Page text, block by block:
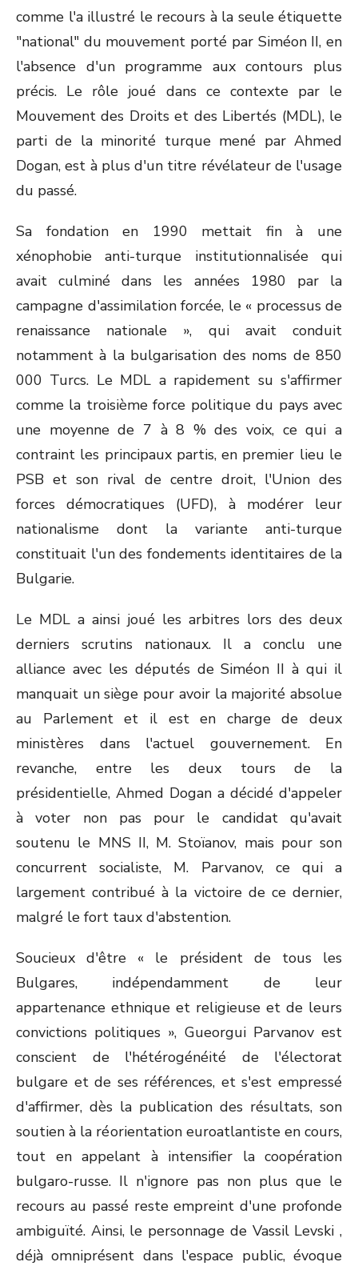
comme l'a illustré le recours à la seule étiquette
"national" du mouvement porté par Siméon II, en
l'absence d'un programme aux contours plus
précis. Le rôle joué dans ce contexte par le
Mouvement des Droits et des Libertés (MDL), le
parti de la minorité turque mené par Ahmed
Dogan, est à plus d'un titre révélateur de l'usage
du passé.
Sa fondation en 1990 mettait fin à une
xénophobie anti-turque institutionnalisée qui
avait culminé dans les années 1980 par la
campagne d'assimilation forcée, le « processus de
renaissance nationale », qui avait conduit
notamment à la bulgarisation des noms de 850
000 Turcs. Le MDL a rapidement su s'affirmer
comme la troisième force politique du pays avec
une moyenne de 7 à 8 % des voix, ce qui a
contraint les principaux partis, en premier lieu le
PSB et son rival de centre droit, l'Union des
forces démocratiques (UFD), à modérer leur
nationalisme dont la variante anti-turque
constituait l'un des fondements identitaires de la
Bulgarie.
Le MDL a ainsi joué les arbitres lors des deux
derniers scrutins nationaux. Il a conclu une
alliance avec les députés de Siméon II à qui il
manquait un siège pour avoir la majorité absolue
au Parlement et il est en charge de deux
ministères dans l'actuel gouvernement. En
revanche, entre les deux tours de la
présidentielle, Ahmed Dogan a décidé d'appeler
à voter non pas pour le candidat qu'avait
soutenu le MNS II, M. Stoïanov, mais pour son
concurrent socialiste, M. Parvanov, ce qui a
largement contribué à la victoire de ce dernier,
malgré le fort taux d'abstention.
Soucieux d'être « le président de tous les
Bulgares, indépendamment de leur
appartenance ethnique et religieuse et de leurs
convictions politiques », Gueorgui Parvanov est
conscient de l'hétérogénéité de l'électorat
bulgare et de ses références, et s'est empressé
d'affirmer, dès la publication des résultats, son
soutien à la réorientation euroatlantiste en cours,
tout en appelant à intensifier la coopération
bulgaro-russe. Il n'ignore pas non plus que le
recours au passé reste empreint d'une profonde
ambiguïté. Ainsi, le personnage de Vassil Levski ,
déjà omniprésent dans l'espace public, évoque